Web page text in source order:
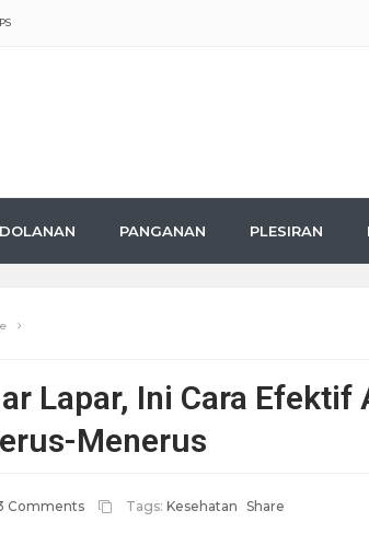
DOLANAN PANGANAN PLESIRAN
Lapar, Ini Cara Efektif
Menerus
Comments Tags: Kesehatan Share